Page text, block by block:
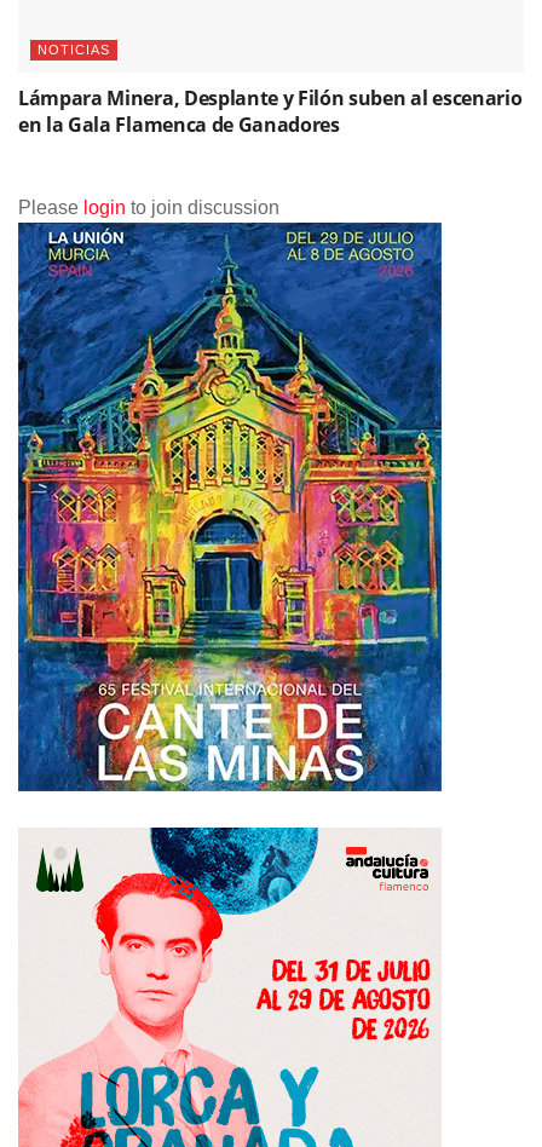
NOTICIAS
Lámpara Minera, Desplante y Filón suben al escenario
en la Gala Flamenca de Ganadores
Please login to join discussion